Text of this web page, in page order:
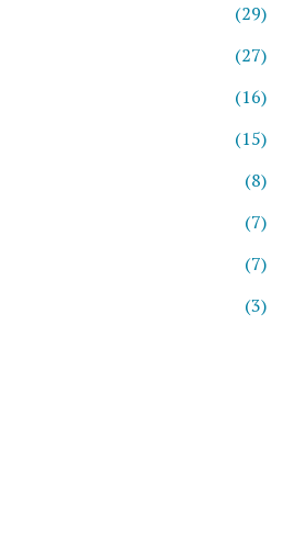
(29)
(27)
(16)
(15)
(8)
(7)
(7)
(3)